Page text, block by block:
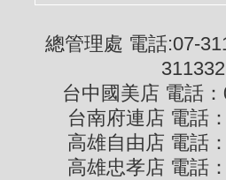
總管理處 電話:07-
台中國美店 電話
台南府連店 電話
高雄自由店 電話
高雄忠孝店 電話